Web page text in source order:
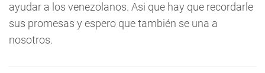
ayudar a los venezolanos. Asi que hay que recordarle
sus promesas y espero que también se una a
nosotros.